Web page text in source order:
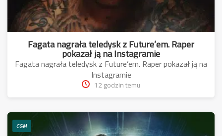
Fagata nagrała teledysk z Future’em. Raper
pokazał ją na Instagramie
Fagata nagrała teledysk z Future’em. Raper pokazał ją na
Instagramie
12 godzin temu
CGM